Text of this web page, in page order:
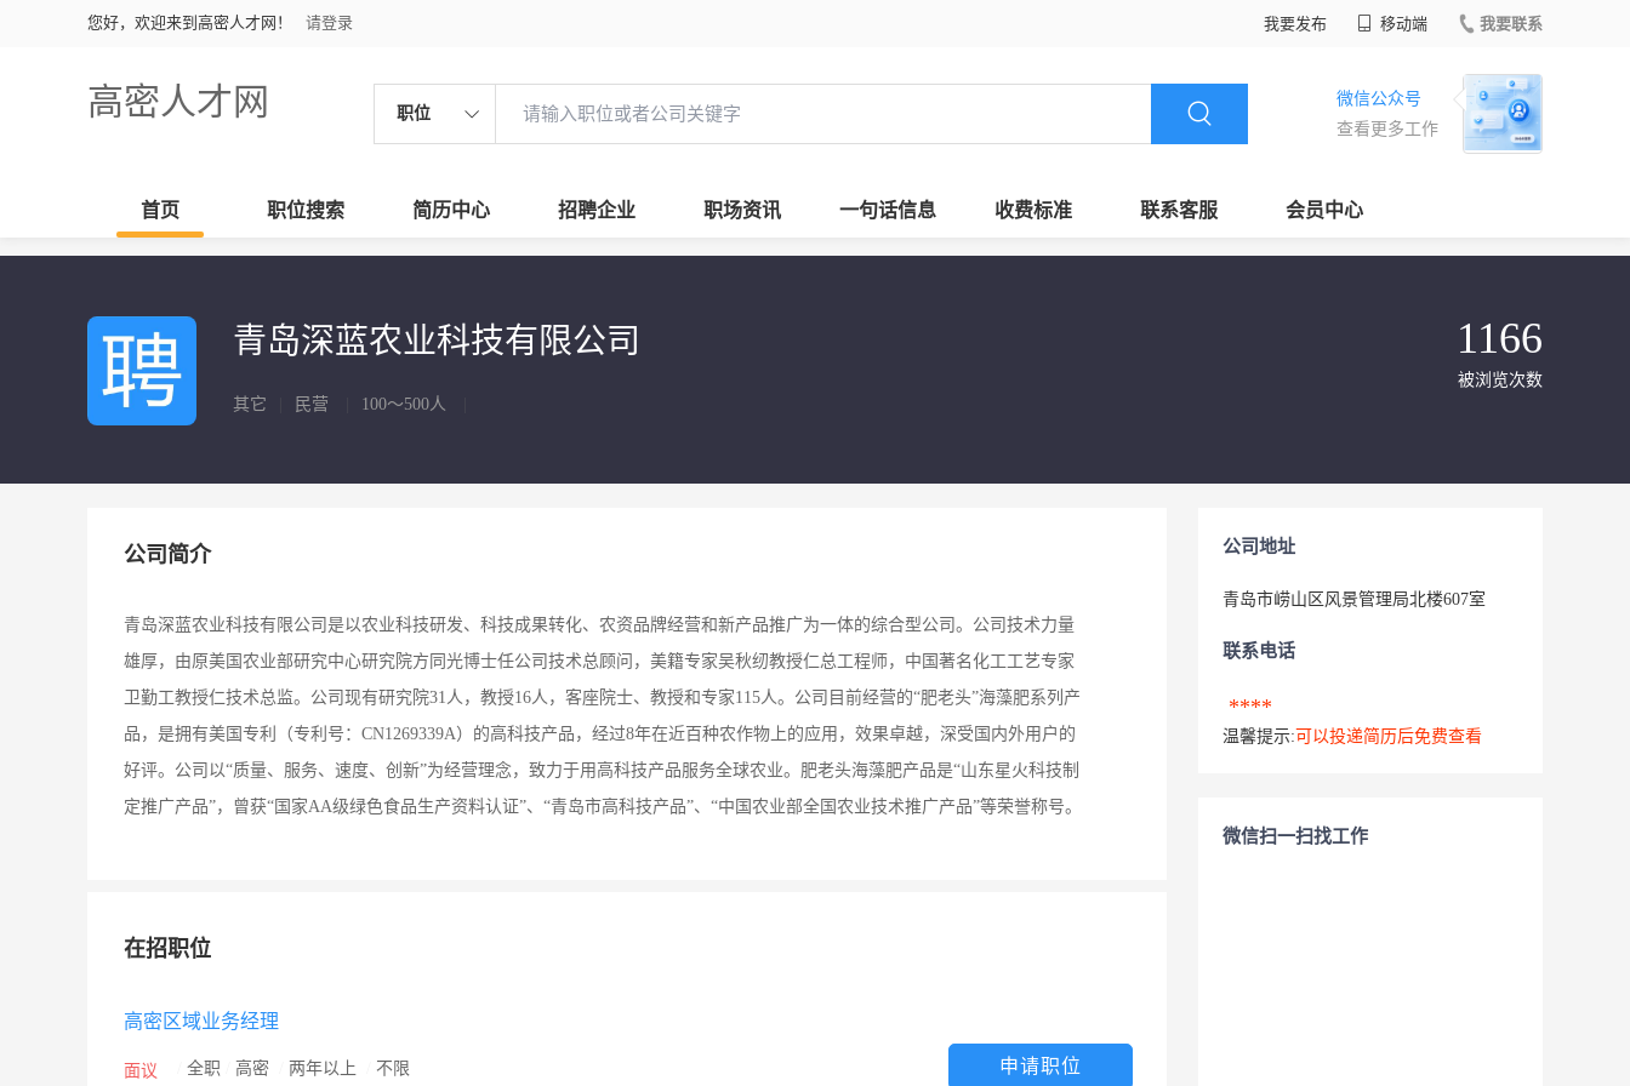
您好，欢迎来到高密人才网！ 请登录 我要发布 移动端 我要联系
高密人才网 职位
微信公众号
查看更多工作
首页 职位搜索 简历中心 招聘企业 职场资讯 一句话信息 收费标准 联系客服 会员中心
青岛深蓝农业科技有限公司
其它 民营 100～500人
1166
被浏览次数
公司简介
青岛深蓝农业科技有限公司是以农业科技研发、科技成果转化、农资品牌经营和新产品推广为一体的综合型公司。公司技术力量
雄厚，由原美国农业部研究中心研究院方同光博士任公司技术总顾问，美籍专家吴秋纫教授仁总工程师，中国著名化工工艺专家
卫勤工教授仁技术总监。公司现有研究院31人，教授16人，客座院士、教授和专家115人。公司目前经营的“肥老头”海藻肥系列产
品，是拥有美国专利（专利号：CN1269339A）的高科技产品，经过8年在近百种农作物上的应用，效果卓越，深受国内外用户的
好评。公司以“质量、服务、速度、创新”为经营理念，致力于用高科技产品服务全球农业。肥老头海藻肥产品是“山东星火科技制
定推广产品”，曾获“国家AA级绿色食品生产资料认证”、“青岛市高科技产品”、“中国农业部全国农业技术推广产品”等荣誉称号。
在招职位
高密区域业务经理
面议 全职 高密 两年以上 不限 申请职位
公司地址
青岛市崂山区风景管理局北楼607室
联系电话
****
温馨提示: 可以投递简历后免费查看
微信扫一扫找工作